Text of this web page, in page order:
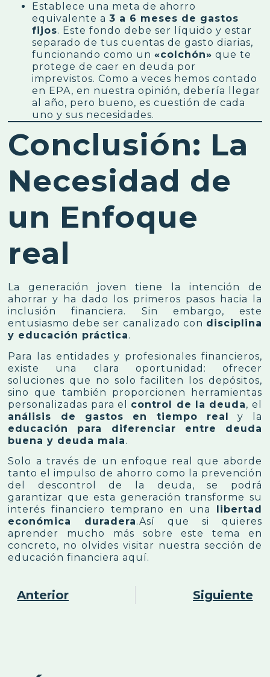
Establece una meta de ahorro
equivalente a3 a 6 meses de gastos
fijos. Este fondo debe ser líquido y estar
separado de tus cuentas de gasto diarias,
funcionando como un«colchón» que te
protege de caer en deuda por
imprevistos. Como a veces hemos contado
en EPA, en nuestra opinión, debería llegar
al año, pero bueno, es cuestión de cada
uno y sus necesidades.
Conclusión: La
Necesidad de
un Enfoque
real
La generación joven tiene la intención de
ahorrar y ha dado los primeros pasos hacia la
inclusión financiera. Sin embargo, este
entusiasmo debe ser canalizado con disciplina
y educación práctica.
Para las entidades y profesionales financieros,
existe una clara oportunidad: ofrecer
soluciones que no solo faciliten los depósitos,
sino que también proporcionen herramientas
personalizadas para el control de la deuda, el
análisis de gastos en tiempo real
y la
educación para diferenciar entre deuda
buena y deuda mala.
Solo a través de un enfoque real que aborde
tanto el impulso de ahorro como la prevención
del descontrol de la deuda, se podrá
garantizar que esta generación transforme su
interés financiero temprano en una libertad
económica duradera.Así que si quieres
aprender mucho más sobre este tema en
concreto, no olvides visitar nuestra sección de
educación financieraaquí.
Anterior Siguiente